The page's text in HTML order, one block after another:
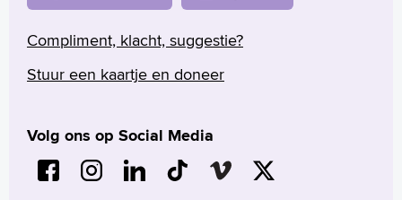
Compliment, klacht, suggestie?
Stuur een kaartje en doneer
Volg ons op Social Media